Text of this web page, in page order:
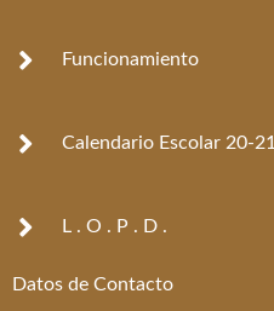
Funcionamiento
Calendario Escolar 20-21
L . O . P . D .
Datos de Contacto